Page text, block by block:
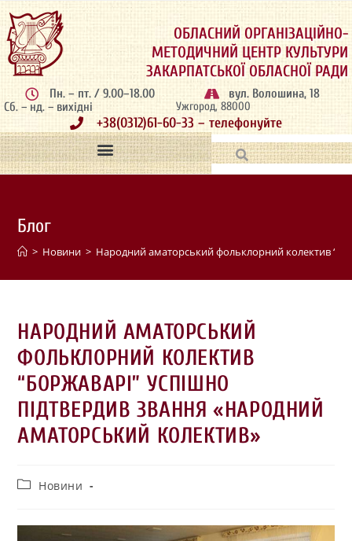
ОБЛАСНИЙ ОРГАНІЗАЦІЙНО-
МЕТОДИЧНИЙ ЦЕНТР КУЛЬТУРИ
ЗАКАРПАТСЬКОЇ ОБЛАСНОЇ РАДИ
Пн. – пт. / 9.00–18.00
Сб. – нд. – вихідні
вул. Волошина, 18
Ужгород, 88000
+38(0312)61-60-33 – телефонуйте
Блог
> Новини > Народний аматорський фольклорний колектив
НАРОДНИЙ АМАТОРСЬКИЙ
ФОЛЬКЛОРНИЙ КОЛЕКТИВ
“БОРЖАВАРІ” УСПІШНО
ПІДТВЕРДИВ ЗВАННЯ «НАРОДНИЙ
АМАТОРСЬКИЙ КОЛЕКТИВ»
Новини